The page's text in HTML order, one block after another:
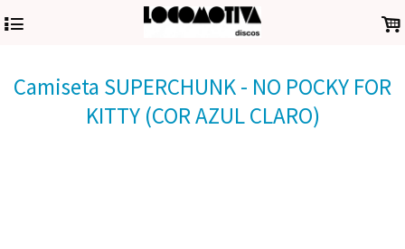
4 .
Camiseta SUPERCHUNK - NO POCKY FOR
KITTY (COR AZUL CLARO)